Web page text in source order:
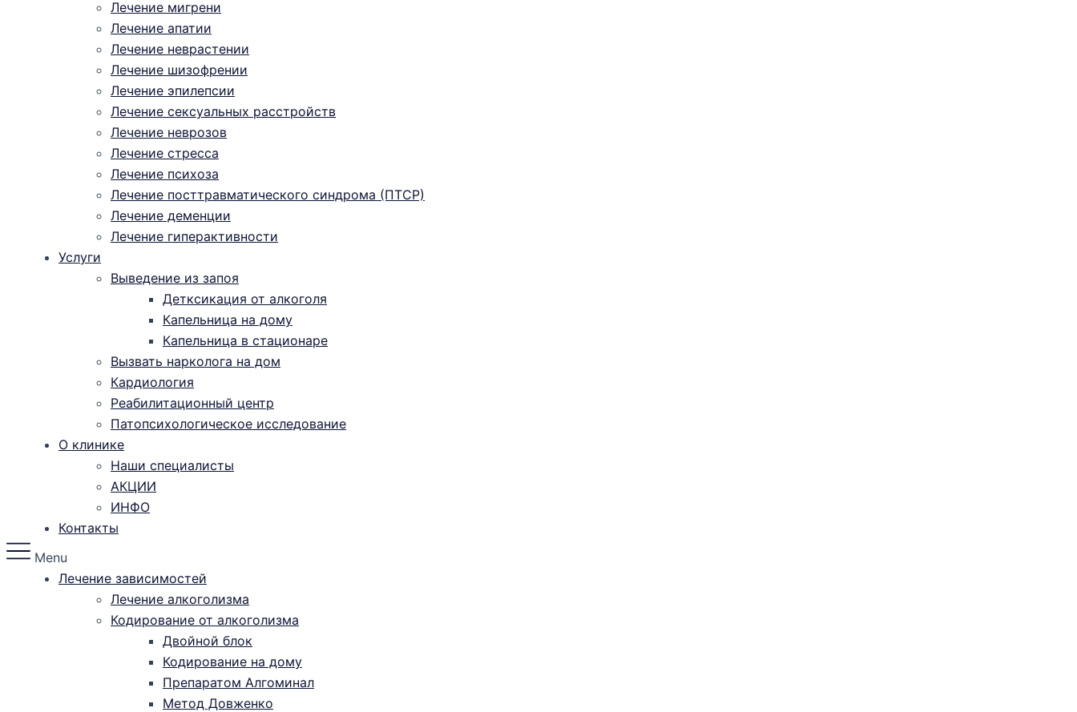
Лечение мигрени
Лечение апатии
Лечение неврастении
Лечение шизофрении
Лечение эпилепсии
Лечение сексуальных расстройств
Лечение неврозов
Лечение стресса
Лечение психоза
Лечение посттравматического синдрома (ПТСР)
Лечение деменции
Лечение гиперактивности
Услуги
Выведение из запоя
Детксикация от алкоголя
Капельница на дому
Капельница в стационаре
Вызвать нарколога на дом
Кардиология
Реабилитационный центр
Патопсихологическое исследование
О клинике
Наши специалисты
АКЦИИ
ИНФО
Контакты
Menu
Лечение зависимостей
Лечение алкоголизма
Кодирование от алкоголизма
Двойной блок
Кодирование на дому
Препаратом Алгоминал
Метод Довженко